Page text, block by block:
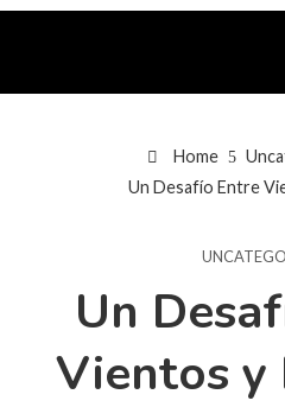
Home
Un Desafío Entre
Un
Vientos y